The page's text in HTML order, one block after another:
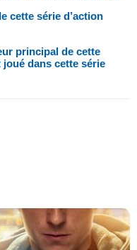
cette série d’action
principal de cette
joué dans cette série